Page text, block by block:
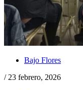
Bajo Flores
/ 23 febrero, 2026